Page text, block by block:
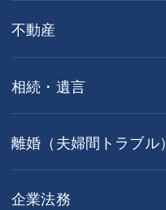
不動産
相続・遺言
離婚（夫婦間トラブル）
企業法務